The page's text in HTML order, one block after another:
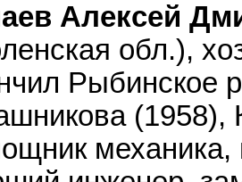
Алексей
обл.),
Рыбинское
механика,